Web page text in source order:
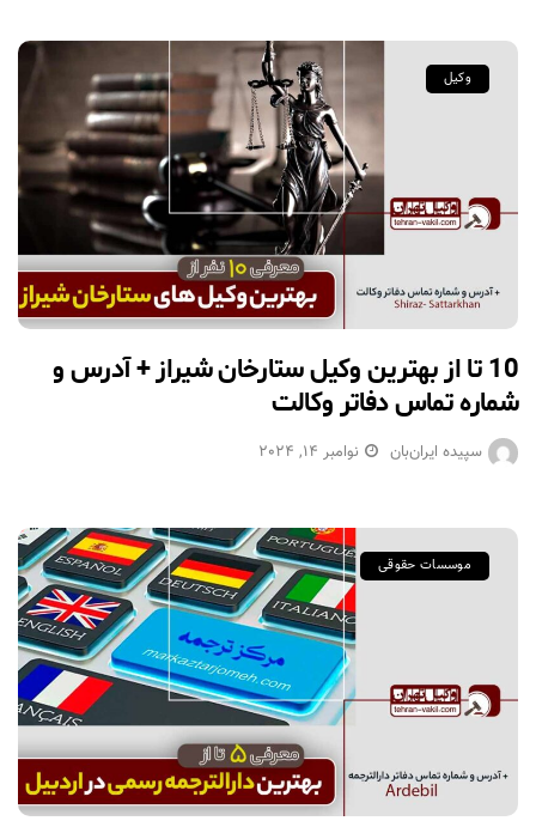
وکیل
10 تا از بهترین وکیل ستارخان شیراز + آدرس و
شماره تماس دفاتر وکالت
سپیده ایران‌بان نوامبر 14, 2024
موسسات حقوقی